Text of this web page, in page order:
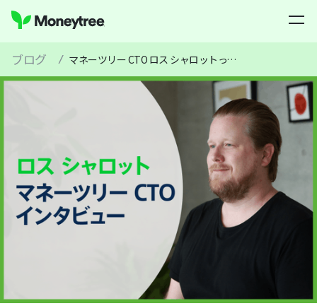
ブログ / マネーツリー CTO ロス シャロットってどんな人？